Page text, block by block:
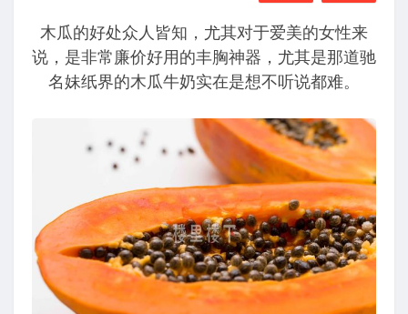
木瓜的好处众人皆知，尤其对于爱美的女性来
说，是非常廉价好用的丰胸神器，尤其是那道驰
名妹纸界的木瓜牛奶实在是想不听说都难。